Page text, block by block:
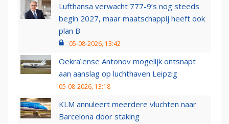
Lufthansa verwacht 777-9’s nog steeds
begin 2027, maar maatschappij heeft ook
plan B
05-08-2026, 13:42
Oekraïense Antonov mogelijk ontsnapt
aan aanslag op luchthaven Leipzig
05-08-2026, 13:18
KLM annuleert meerdere vluchten naar
Barcelona door staking